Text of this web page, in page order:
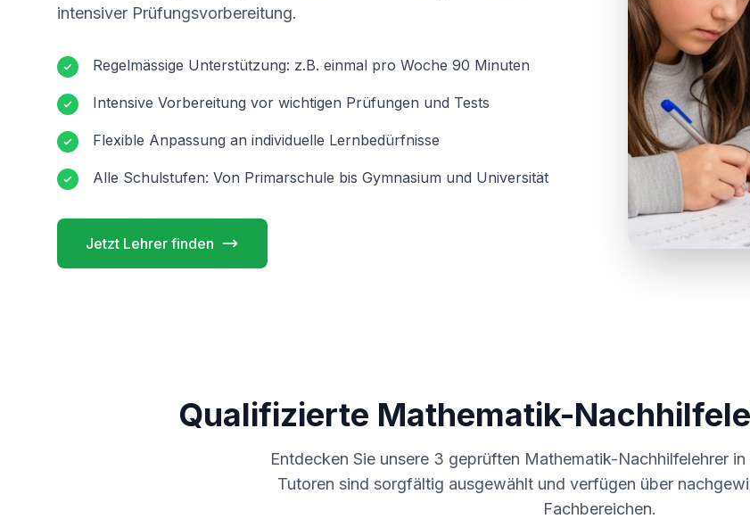
intensiver Prüfungsvorbereitung.
Regelmässige Unterstützung: z.B. einmal pro Woche 90 Minuten
Intensive Vorbereitung vor wichtigen Prüfungen und Tests
Flexible Anpassung an individuelle Lernbedürfnisse
Alle Schulstufen: Von Primarschule bis Gymnasium und Universität
Jetzt Lehrer finden
Qualifizierte Mathematik-
Entdecken Sie unsere 3 geprüften Mathematik-Nachhilfelehrer in
Tutoren sind sorgfältig ausgewählt und verfügen über
Fachbereichen.